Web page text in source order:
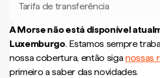
Tarifa de transferência
A Morse não está disponível
Luxemburgo. Estamos sempre
nossa cobertura, então siganossas
primeiro a saber das novidades.